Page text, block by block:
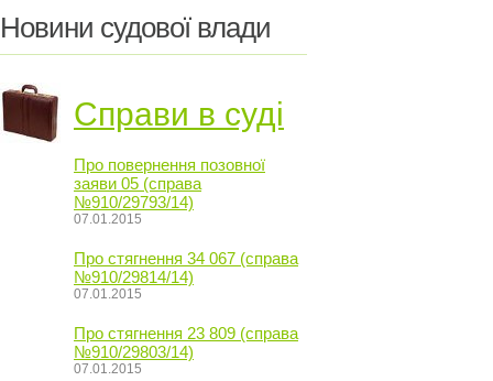
Новини судової влади
Справи в суді
Про повернення позовної
заяви 05 (справа
№910/29793/14)
07.01.2015
Про стягнення 34 067 (справа
№910/29814/14)
07.01.2015
Про стягнення 23 809 (справа
№910/29803/14)
07.01.2015